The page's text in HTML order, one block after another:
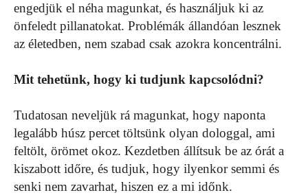
engedjük el néha magunkat, és használjuk ki az
önfeledt pillanatokat. Problémák állandóan lesznek
az életedben, nem szabad csak azokra koncentrálni.
Mit tehetünk, hogy ki tudjunk kapcsolódni?
Tudatosan neveljük rá magunkat, hogy naponta
legalább húsz percet töltsünk olyan dologgal, ami
feltölt, örömet okoz. Kezdetben állítsuk be az órát a
kiszabott időre, és tudjuk, hogy ilyenkor semmi és
senki nem zavarhat, hiszen ez a mi időnk.